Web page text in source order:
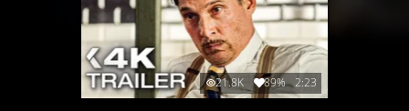
21.8K 89% 2:23